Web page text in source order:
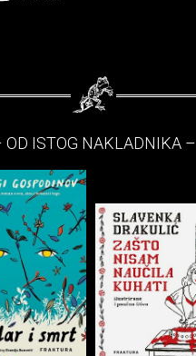
OD ISTOG NAKLADNIKA –